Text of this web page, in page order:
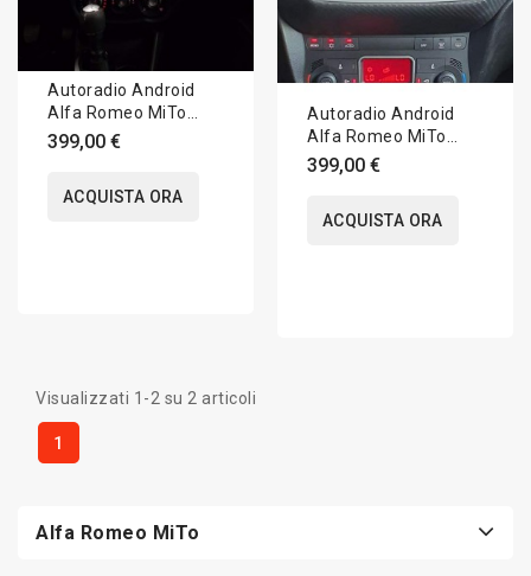
Autoradio Android
Alfa Romeo MiTo
2008-2018 Apple
CarPlay 10 pollici
399,00 €
ACQUISTA ORA
Autoradio Android
Alfa Romeo MiTo
2008-2018 Apple
CarPlay 7 pollici
399,00 €
ACQUISTA ORA
Visualizzati 1-2 su 2 articoli
1
Alfa Romeo MiTo